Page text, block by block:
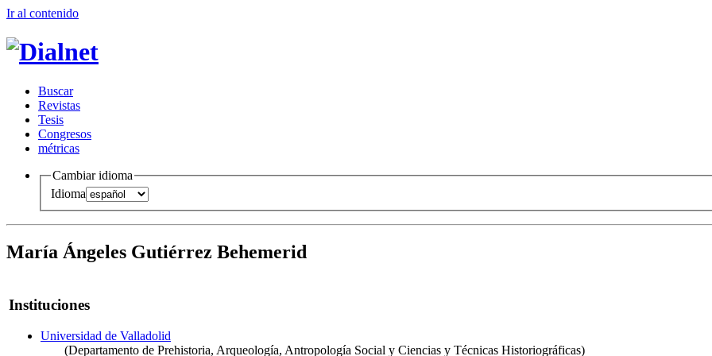
Ir al contenido
Buscar
Revistas
Tesis
Congresos
métricas
Cambiar idioma
Idioma
María Ángeles Gutiérrez Behemerid
Instituciones
Universidad de Valladolid
(Departamento de Prehistoria, Arqueología, Antropología Social y Ciencias y Técnicas Historiográficas)